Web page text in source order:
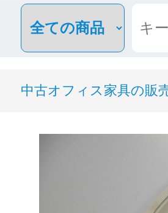
中古オフィス家具の販